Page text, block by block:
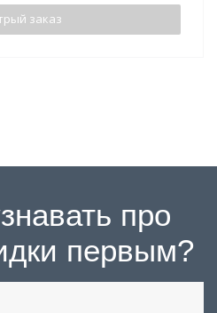
заказ
про
первым?